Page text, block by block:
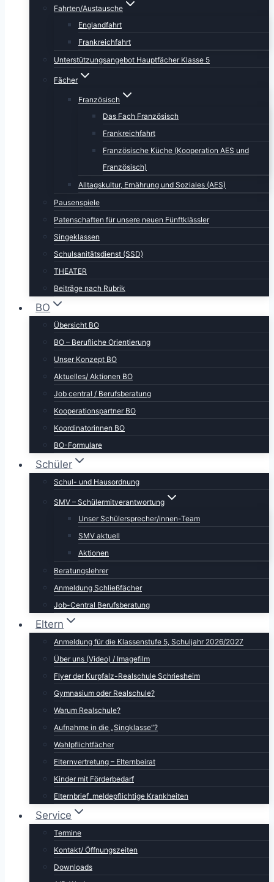
Fahrten/Austausche
Englandfahrt
Frankreichfahrt
Unterstützungsangebot Hauptfächer Klasse 5
Fächer
Französisch
Das Fach Französisch
Frankreichfahrt
Französische Küche (Kooperation AES und
Französisch)
Alltagskultur, Ernährung und Soziales (AES)
Pausenspiele
Patenschaften für unsere neuen Fünftklässler
Singeklassen
Schulsanitätsdienst (SSD)
THEATER
Beiträge nach Rubrik
BO
Übersicht BO
BO – Berufliche Orientierung
Unser Konzept BO
Aktuelles/ Aktionen BO
Job central / Berufsberatung
Kooperationspartner BO
Koordinatorinnen BO
BO-Formulare
Schüler
Schul- und Hausordnung
SMV – Schülermitverantwortung
Unser Schülersprecher/innen-Team
SMV aktuell
Aktionen
Beratungslehrer
Anmeldung Schließfächer
Job-Central Berufsberatung
Eltern
Anmeldung für die Klassenstufe 5, Schuljahr 2026/2027
Über uns (Video) / Imagefilm
Flyer der Kurpfalz-Realschule Schriesheim
Gymnasium oder Realschule?
Warum Realschule?
Aufnahme in die „Singklasse“?
Wahlpflichtfächer
Elternvertretung – Elternbeirat
Kinder mit Förderbedarf
Elternbrief_meldepflichtige Krankheiten
Service
Termine
Kontakt/ Öffnungszeiten
Downloads